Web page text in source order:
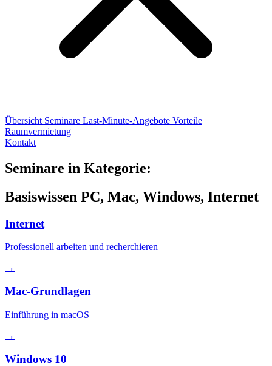
Übersicht Seminare Last-Minute-Angebote Vorteile
Raumvermietung
Kontakt
Seminare in Kategorie:
Basiswissen PC, Mac, Windows, Internet
Internet
Professionell arbeiten und recherchieren
→
Mac-Grundlagen
Einführung in macOS
→
Windows 10